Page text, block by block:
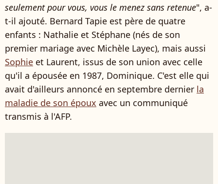
seulement pour vous, vous le menez sans retenue", a-
t-il ajouté. Bernard Tapie est père de quatre
enfants : Nathalie et Stéphane (nés de son
premier mariage avec Michèle Layec), mais aussi
Sophie et Laurent, issus de son union avec celle
qu'il a épousée en 1987, Dominique. C'est elle qui
avait d'ailleurs annoncé en septembre dernier la
maladie de son époux avec un communiqué
transmis à l'AFP.